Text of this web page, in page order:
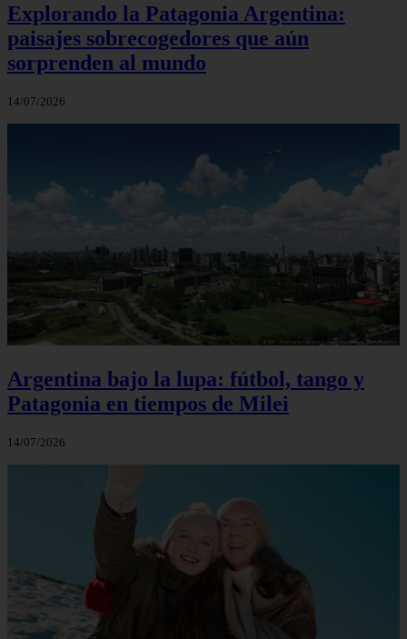
Explorando la Patagonia Argentina:
paisajes sobrecogedores que aún
sorprenden al mundo
14/07/2026
Argentina bajo la lupa: fútbol, tango y
Patagonia en tiempos de Milei
14/07/2026